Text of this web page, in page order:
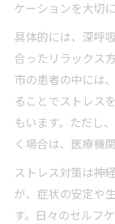
ケーションを大切
具体的には、深呼
合ったリラックス
市の患者の中には
ることでストレス
もいます。ただし
く場合は、医療機
ストレス対策は神
が、症状の安定や
す。日々のセルフ